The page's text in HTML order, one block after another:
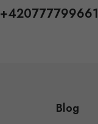
+420777799661
Blog